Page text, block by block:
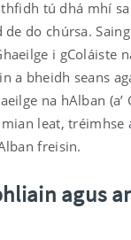
tú dhá mhí
do chúrsa.
i gColáiste
a bheidh seans
na hAlban
leat, tréimhse
freisin.
agus